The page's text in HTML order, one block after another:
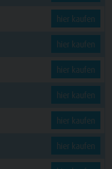
hier kaufen
hier kaufen
hier kaufen
hier kaufen
hier kaufen
hier kaufen